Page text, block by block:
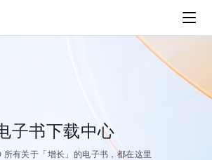
子书下载中心
有关于「增长」的电子书，都在这里